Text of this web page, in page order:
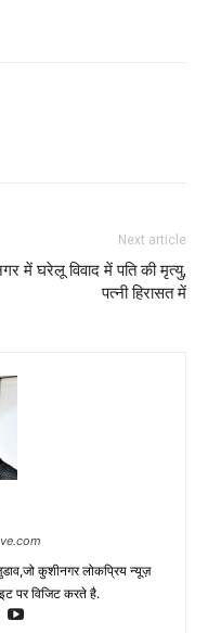
Next article
में घरेलू विवाद में पति की मृत्यु,
पत्नी हिरासत में
कुशीनगर लोकप्रिय न्यूज़
पर विजिट करते है.